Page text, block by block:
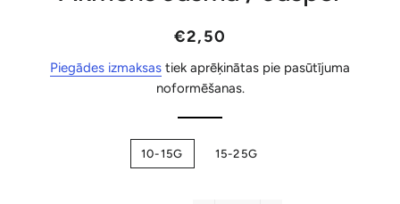
Parastā
Akcijas
€2,50
Piegādes izmaksas tiek aprēķinātas pie pasūtījuma
noformēšanas.
10-15G 15-25G